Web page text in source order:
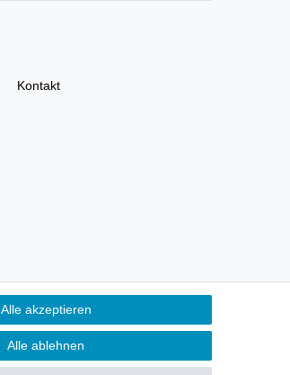
Kontakt
Alle akzeptieren
Alle ablehnen